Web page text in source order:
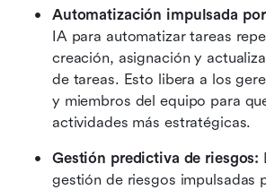
Automatización impulsada
IA para automatizar tareas
creación, asignación y
de tareas. Esto libera a los
y miembros del equipo para
actividades más estratégicas.
Gestión predictiva de riesgos:
gestión de riesgos impulsadas